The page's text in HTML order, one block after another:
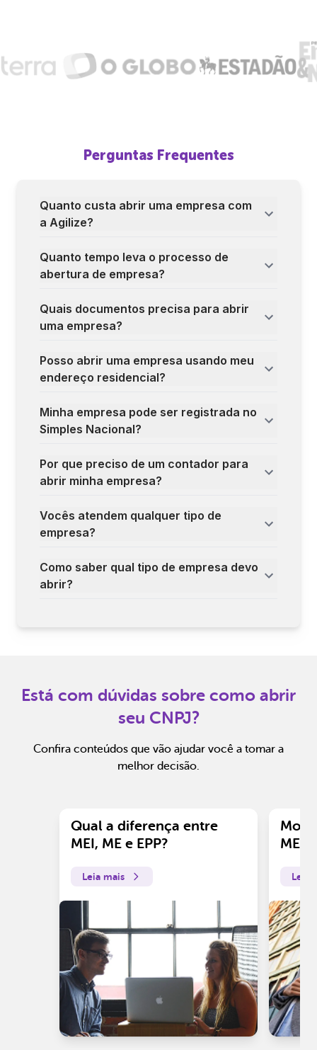
Perguntas Frequentes
Quanto custa abrir uma empresa com
a Agilize?
Quanto tempo leva o processo de
abertura de empresa?
Quais documentos precisa para abrir
uma empresa?
Posso abrir uma empresa usando meu
endereço residencial?
Minha empresa pode ser registrada no
Simples Nacional?
Por que preciso de um contador para
abrir minha empresa?
Vocês atendem qualquer tipo de
empresa?
Como saber qual tipo de empresa devo
abrir?
Está com dúvidas sobre como abrir
seu CNPJ?
Confira conteúdos que vão ajudar você a tomar a
melhor decisão.
Qual a diferença entre
MEI, ME e EPP?
Leia mais
ME?
Leia